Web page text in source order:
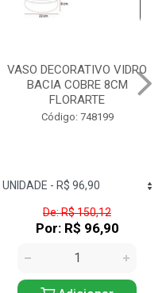
VASO DECORATIVO VIDRO
FLOREIRA HAITY
TRANSPARENTE FLORARTE
Código: 748186
De: R$ 30,99
Por: R$ 19,90